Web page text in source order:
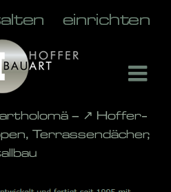
– ↗️ Hoffer-
Terrassendächer,